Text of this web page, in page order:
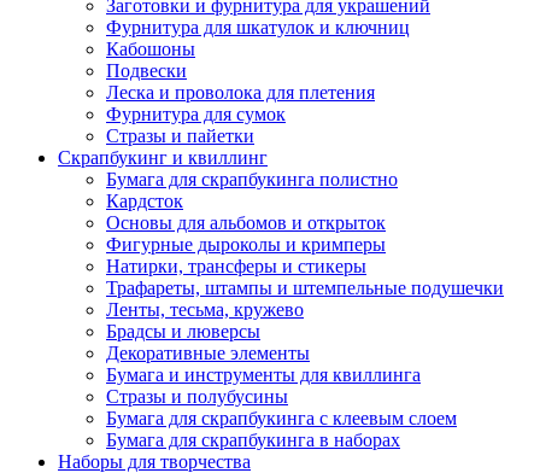
Заготовки и фурнитура для украшений
Фурнитура для шкатулок и ключниц
Кабошоны
Подвески
Леска и проволока для плетения
Фурнитура для сумок
Стразы и пайетки
Скрапбукинг и квиллинг
Бумага для скрапбукинга полистно
Кардсток
Основы для альбомов и открыток
Фигурные дыроколы и кримперы
Натирки, трансферы и стикеры
Трафареты, штампы и штемпельные подушечки
Ленты, тесьма, кружево
Брадсы и люверсы
Декоративные элементы
Бумага и инструменты для квиллинга
Стразы и полубусины
Бумага для скрапбукинга с клеевым слоем
Бумага для скрапбукинга в наборах
Наборы для творчества